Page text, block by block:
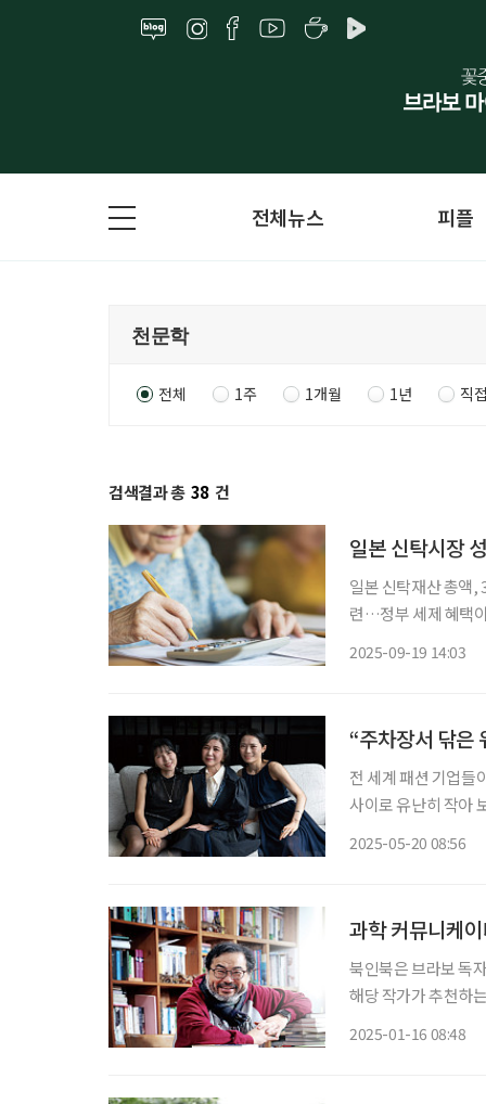
전체뉴스 피플
전체 1주 1개월 1년 직
검색결과 총 38 건
일본 신탁시장
일본 신탁재산 총액, 3월말 기
련…정부 세제 혜택이 본격적 성장 견인 교육자
2025-09-19 14:03
“주차장서 닦은
전 세계 패션 기업들
사이로 유난히 작아
2025-05-20 08:56
과학 커뮤니케
북인북은 브라보 독
해당 작가가 추천하는 책들도 함께 즐겨
2025-01-16 08:48